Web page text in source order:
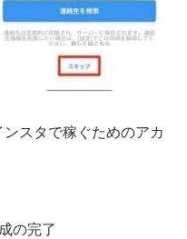
スタで稼ぐためのアカ
の完了